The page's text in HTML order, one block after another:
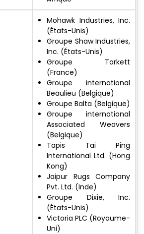
Mohawk Industries, Inc.
(États-Unis)
Groupe Shaw Industries,
Inc. (États-Unis)
Groupe Tarkett
(France)
Groupe international
Beaulieu (Belgique)
Groupe Balta (Belgique)
Groupe international
Associated Weavers
(Belgique)
Tapis Tai Ping
International Ltd. (Hong
Kong)
Jaipur Rugs Company
Pvt. Ltd. (Inde)
Groupe Dixie, Inc.
(États-Unis)
Victoria PLC (Royaume-
Uni)